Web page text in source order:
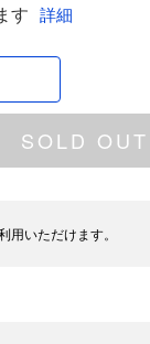
す 詳細
SOLD OUT
用いただけます。